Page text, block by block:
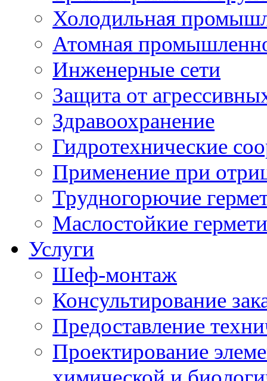
Холодильная
Атомная
Инженерные сети
Защита от
Здравоохранение
Гидротехнические
Применение при
Трудногорючие
Маслостойкие
Услуги
Шеф-монтаж
Консультирование
Предоставление
Проектирование